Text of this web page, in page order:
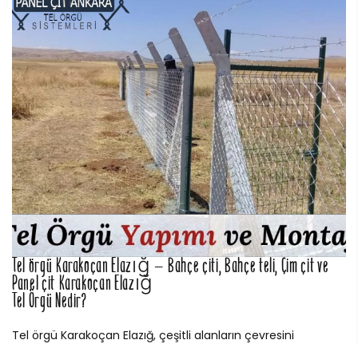
Tel örgü Karakoçan Elazığ – Bahçe çiti, Bahçe teli, Çim çit ve
Panel çit Karakoçan Elazığ
Tel Örgü Nedir?
Tel örgü Karakoçan Elazığ, çeşitli alanların çevresini